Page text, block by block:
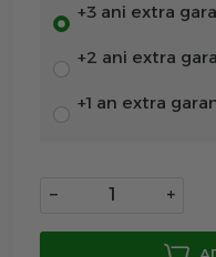
+3 ani extra
+2 ani extra
+1 an extra
− +